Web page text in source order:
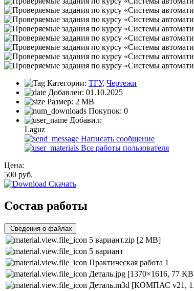
Категории: ТГУ, Чертежи
Добавлен: 01.10.2025
Размер: 2 MB
Покупок: 0
Добавил:
Laguz
Написать сообщение
Все работы пользователя
Цена:
500 руб.
Скачать
Состав работы
Сведения о файлах
5 вариант.zip [2 MB]
5 вариант
Практическая работа 1
Деталь.jpg [1370×1616, 77
Деталь.m3d [КОМПАС v21,